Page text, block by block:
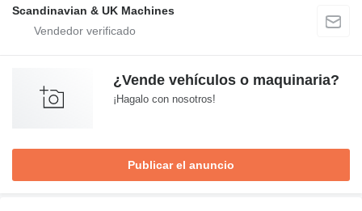
Scandinavian & UK Machines
¿Vende vehículos o maquinaria?
¡Hagalo con nosotros!
Publicar el anuncio